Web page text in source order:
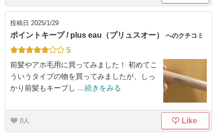
投稿日 2025/1/29
ポイントキープ / plus eau（プリュスオー） へのクチコミ
5
前髪やアホ毛用に買ってみました！ 初めてこ
ういうタイプの物を買ってみましたが、しっ
かり前髪もキープし …続きをみる
0 Like